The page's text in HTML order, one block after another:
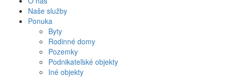
Naše služby
Ponuka
Byty
Rodinné domy
Pozemky
Podnikateľské objekty
Iné objekty